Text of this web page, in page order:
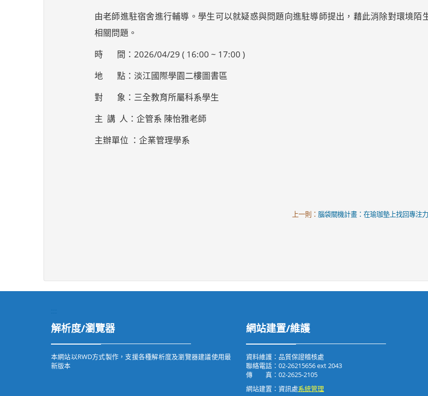
由老師進駐宿舍進行輔導。學生可以就疑惑與問題向進駐導師提出，藉此消除對環境陌
相關問題。
時 間：2026/04/29 ( 16:00 ~ 17:00 )
地 點：淡江國際學園二樓圖書區
對 象：三全教育所屬科系學生
主 講 人：企管系 陳怡雅老師
主辦單位 ：企業管理學系
上一則： 腦袋關機計畫：在瑜珈墊上找回專注
解析度/瀏覽器
本網站以RWD方式製作，支援各種解析度及瀏覽器建議使用最
新版本
網站建置/維護
資料維護：品質保證稽核處
聯絡電話：02-26215656 ext 2043
傳 真：02-2625-2105
網站建置：資訊處系統管理